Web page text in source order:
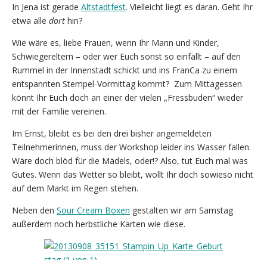
In Jena ist gerade Altstadtfest. Vielleicht liegt es daran. Geht Ihr
etwa alle dort hin?
Wie wäre es, liebe Frauen, wenn Ihr Mann und Kinder,
Schwiegereltern – oder wer Euch sonst so einfällt – auf den
Rummel in der Innenstadt schickt und ins FranCa zu einem
entspannten Stempel-Vormittag kommt? Zum Mittagessen
könnt Ihr Euch doch an einer der vielen „Fressbuden“ wieder
mit der Familie vereinen.
Im Ernst, bleibt es bei den drei bisher angemeldeten
Teilnehmerinnen, muss der Workshop leider ins Wasser fallen.
Wäre doch blöd für die Mädels, oder!? Also, tut Euch mal was
Gutes. Wenn das Wetter so bleibt, wollt Ihr doch sowieso nicht
auf dem Markt im Regen stehen.
Neben den Sour Cream Boxen gestalten wir am Samstag
außerdem noch herbstliche Karten wie diese.